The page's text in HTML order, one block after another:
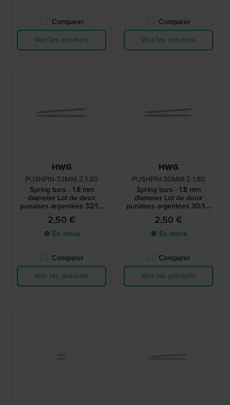
Comparer
Voir les produits
Comparer
Voir les produits
HWG
PUSHPIN-32MM-Z-1,80
Spring bars - 1.8 mm
diameter Lot de deux
punaises argentées 32/1.8
mm
2,50 €
● En stock
Comparer
Voir les produits
HWG
PUSHPIN-30MM-Z-1,80
Spring bars - 1.8 mm
diameter Lot de deux
punaises argentées 30/1.8
mm
2,50 €
● En stock
Comparer
Voir les produits